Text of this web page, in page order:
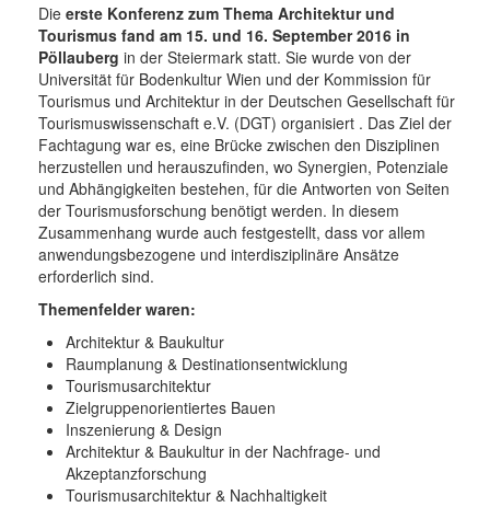
Die erste Konferenz zum Thema Architektur und
Tourismus fand am 15. und 16. September 2016 in
Pöllauberg in der Steiermark statt. Sie wurde von der
Universität für Bodenkultur Wien und der Kommission für
Tourismus und Architektur in der Deutschen Gesellschaft für
Tourismuswissenschaft e.V. (DGT) organisiert . Das Ziel der
Fachtagung war es, eine Brücke zwischen den Disziplinen
herzustellen und herauszufinden, wo Synergien, Potenziale
und Abhängigkeiten bestehen, für die Antworten von Seiten
der Tourismusforschung benötigt werden. In diesem
Zusammenhang wurde auch festgestellt, dass vor allem
anwendungsbezogene und interdisziplinäre Ansätze
erforderlich sind.
Themenfelder waren:
Architektur & Baukultur
Raumplanung & Destinationsentwicklung
Tourismusarchitektur
Zielgruppenorientiertes Bauen
Inszenierung & Design
Architektur & Baukultur in der Nachfrage- und
Akzeptanzforschung
Tourismusarchitektur & Nachhaltigkeit